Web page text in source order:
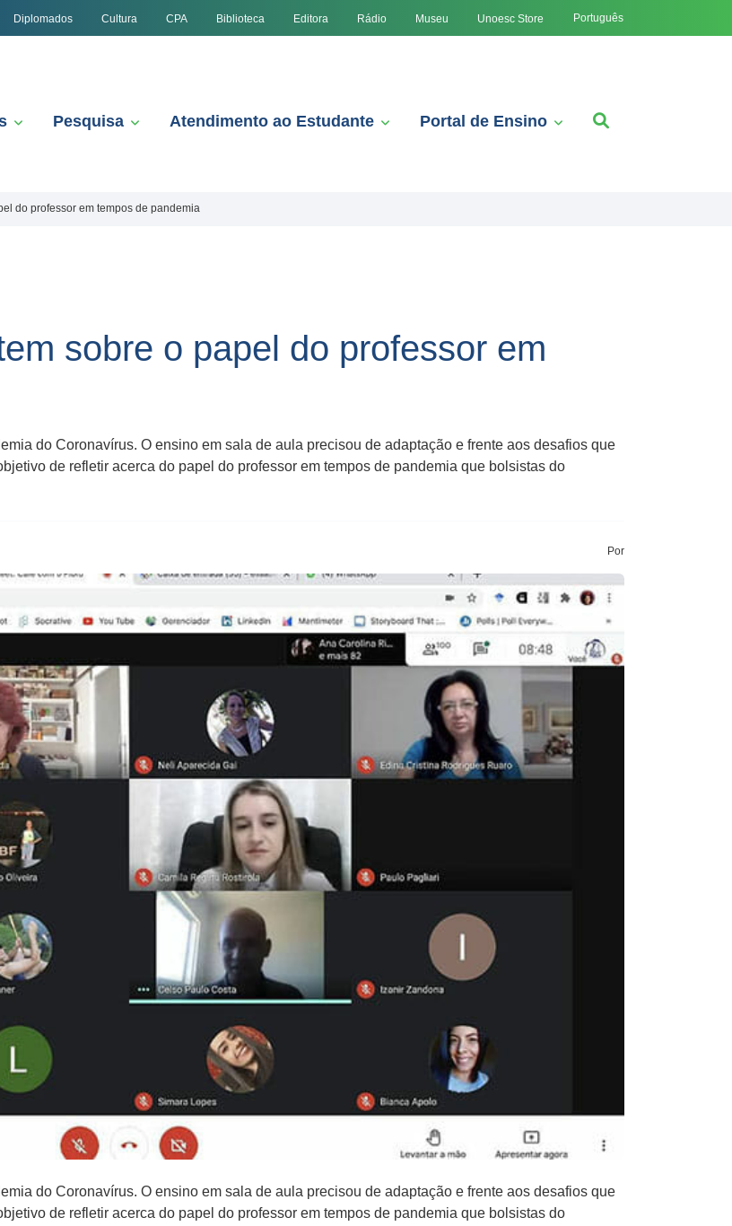
Diplomados Cultura CPA Biblioteca Editora Rádio Museu Unoesc Store Português
Pesquisa Atendimento ao Estudante Portal de Ensino
do professor em tempos de pandemia
sobre o papel do professor em
do Coronavírus. O ensino em sala de aula precisou de adaptação e frente aos desafios que
de refletir acerca do papel do professor em tempos de pandemia que bolsistas do
Por
do Coronavírus. O ensino em sala de aula precisou de adaptação e frente aos desafios que
de refletir acerca do papel do professor em tempos de pandemia que bolsistas do